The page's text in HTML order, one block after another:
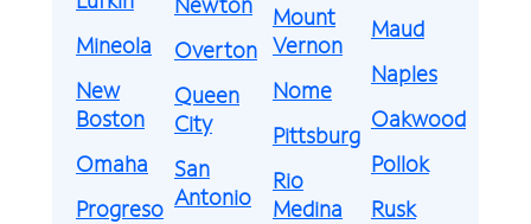
Mineola
New
Boston
Omaha
Progreso
Overton
Queen
City
San
Antonio
Mount
Vernon
Nome
Pittsburg
Rio
Medina
Maud
Naples
Oakwood
Pollok
Rusk